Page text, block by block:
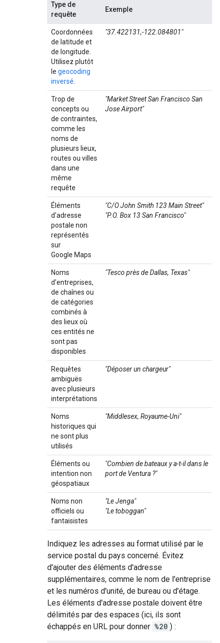
Type de
requête
Exemple
Coordonnées
de latitude et
de longitude.
Utilisez plutôt
le geocoding
inversé
"37.422131,-122.084801"
Trop de
concepts ou
de contraintes,
comme les
noms de
plusieurs lieux,
routes ou villes
dans une
même
requête
"Market Street San Francisco San
Jose Airport"
Éléments
d'adresse
postale non
représentés
sur
Google Maps
"C/O John Smith 123 Main Street"
"P.O. Box 13 San Francisco"
Noms
d'entreprises,
de chaînes ou
de catégories
combinés à
des lieux où
ces entités ne
sont pas
disponibles
"Tesco près de Dallas, Texas"
Requêtes
ambiguës
avec plusieurs
interprétations
"Déposer un chargeur"
Noms
historiques qui
ne sont plus
utilisés
"Middlesex, Royaume-Uni"
Éléments ou
intention non
géospatiaux
"Combien de bateaux y a-t-il dans le
port de Ventura ?"
Noms non
officiels ou
fantaisistes
"Le Jenga"
"Le toboggan"
Indiquez les adresses au format utilisé par le
service postal du pays concerné. Évitez
d'ajouter des éléments d'adresse
supplémentaires, comme le nom de l'entreprise
et les numéros d'unité, de bureau ou d'étage.
Les éléments d'adresse postale doivent être
délimités par des espaces (ici, ils sont
échappés en URL pour donner %20 ) :